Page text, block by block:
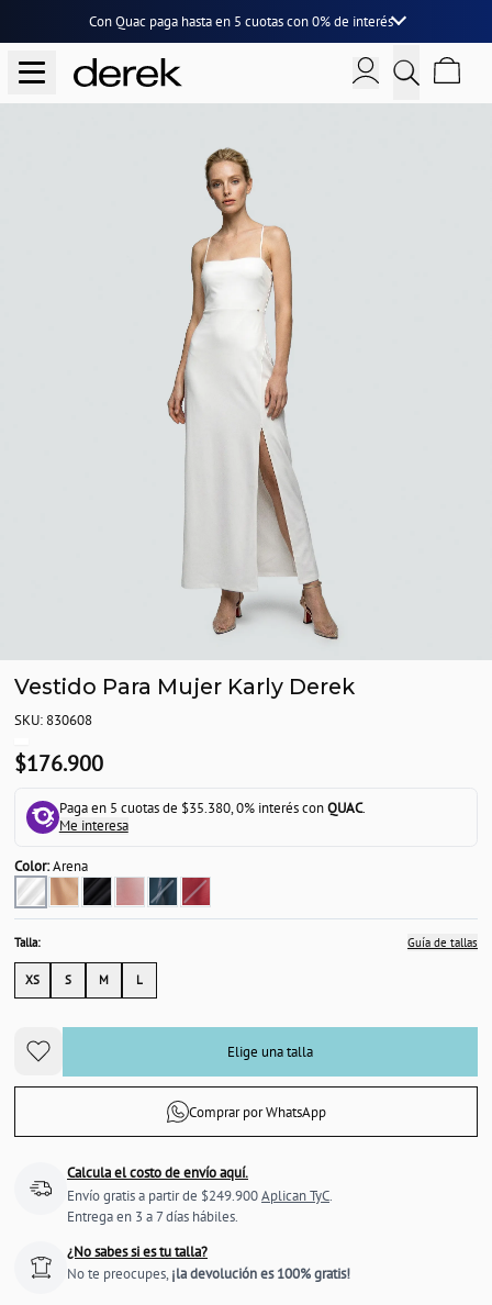
Con Quac paga hasta en 5 cuotascon0% de interés
Vestido Para Mujer Karly Derek
SKU: 830608
$176.900
Paga en 5 cuotas de $35.380, 0% interés conQUAC.
Me interesa
Color:Arena
Talla: Guía de tallas
XS S M L
Elige una talla
Comprar por WhatsApp
Calcula el costo de envío aquí.
Envío gratis a partir de $249.900Aplican TyC.
Entrega en 3 a 7 días hábiles.
¿No sabes si es tu talla?
No te preocupes, ¡la devolución es 100% gratis!